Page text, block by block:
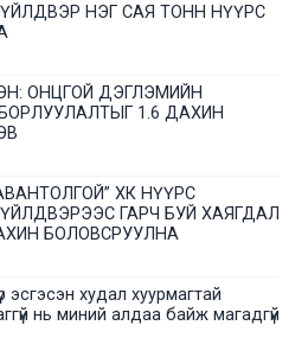
НЭГ САЯ ТОНН НҮҮРС
ОНЦГОЙ ДЭГЛЭМИЙН
1.6 ДАХИН
ХК НҮҮРС
ГАРЧ БУЙ ХАЯГДАЛ
БОЛОВСРУУЛНА
эсгэсэн худал хуурмагтай
нь миний алдаа байж магадгүй